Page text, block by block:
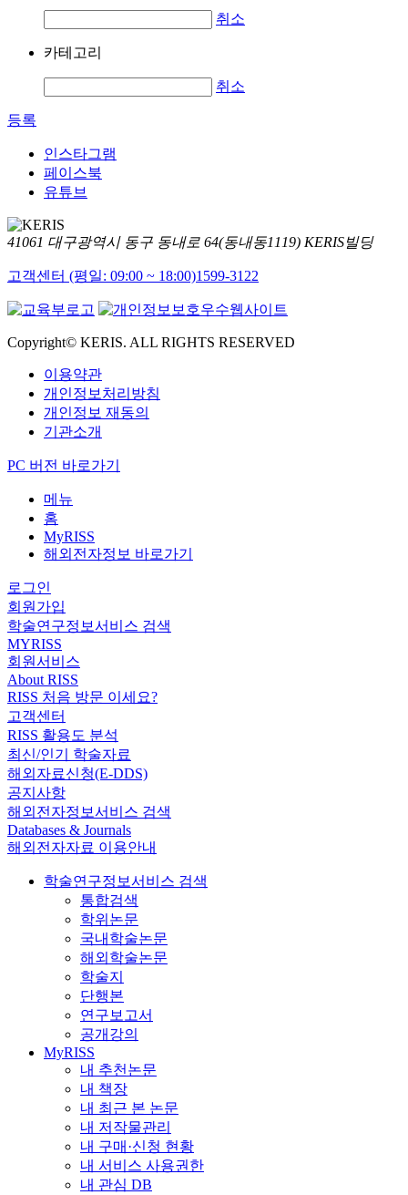
취소
카테고리
취소
등록
인스타그램
페이스북
유튜브
41061 대구광역시 동구 동내로 64(동내동1119) KERIS빌딩
고객센터 (평일: 09:00 ~ 18:00)1599-3122
Copyright© KERIS. ALL RIGHTS RESERVED
이용약관
개인정보처리방침
개인정보 재동의
기관소개
PC 버전 바로가기
메뉴
홈
MyRISS
해외전자정보 바로가기
로그인
회원가입
학술연구정보서비스 검색
MYRISS
회원서비스
About RISS
RISS 처음 방문 이세요?
고객센터
RISS 활용도 분석
최신/인기 학술자료
해외자료신청(E-DDS)
공지사항
해외전자정보서비스 검색
Databases & Journals
해외전자자료 이용안내
학술연구정보서비스 검색
통합검색
학위논문
국내학술논문
해외학술논문
학술지
단행본
연구보고서
공개강의
MyRISS
내 추천논문
내 책장
내 최근 본 논문
내 저작물관리
내 구매·신청 현황
내 서비스 사용권한
내 관심 DB